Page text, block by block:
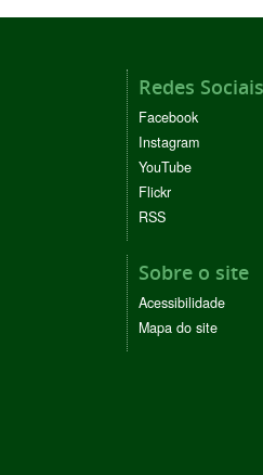
Redes Sociais
Facebook
Instagram
YouTube
Flickr
RSS
Sobre o site
Acessibilidade
Mapa do site